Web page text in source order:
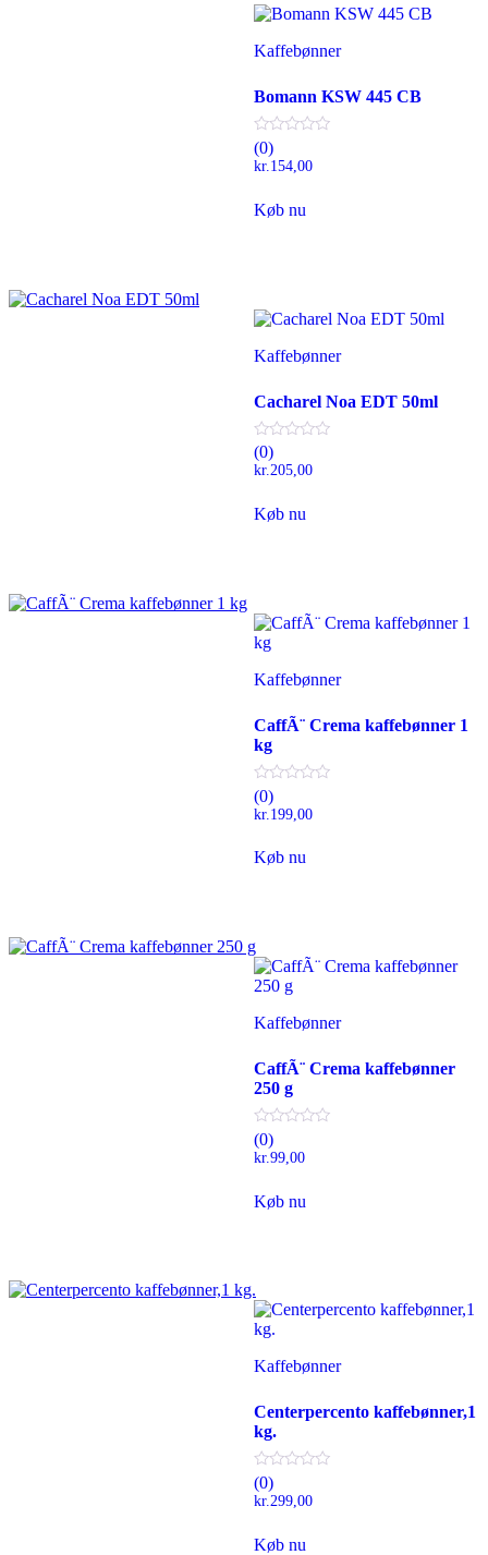
Kaffebønner
Bomann KSW 445 CB
(0)
kr.154,00
Køb nu
Kaffebønner
Cacharel Noa EDT 50ml
(0)
kr.205,00
Køb nu
Kaffebønner
CaffÃ¨ Crema kaffebønner 1
kg
(0)
kr. 199,00
Køb nu
Kaffebønner
CaffÃ¨ Crema kaffebønner
250 g
(0)
kr. 99,00
Køb nu
Kaffebønner
Centerpercento kaffebønner,1
kg.
(0)
kr.299,00
Køb nu